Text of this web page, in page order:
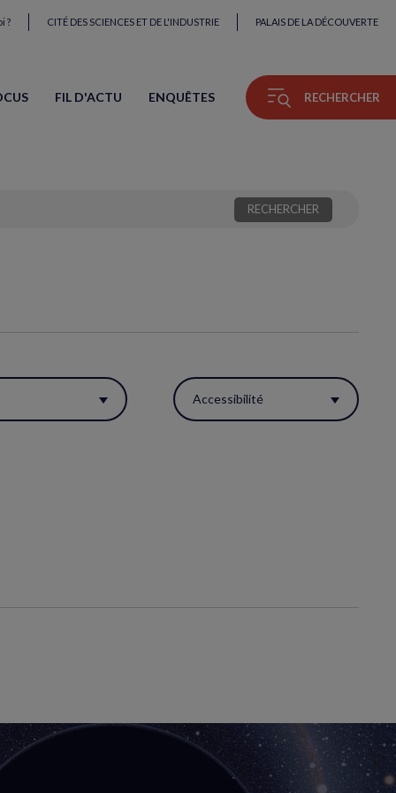
? CITÉ DES SCIENCES ET DE L'INDUSTRIE PALAIS DE LA DÉCOUVERTE
FIL D'ACTU ENQUÊTES RECHERCHER
Accessibilité